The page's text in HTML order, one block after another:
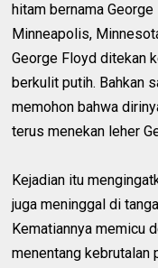
hitam bernama
Minneapolis,
George Floyd ditekan
berkulit putih. Bahkan
memohon bahwa
terus menekan leher
Kejadian itu
juga meninggal di
Kematiannya memicu
menentang kebrutalan